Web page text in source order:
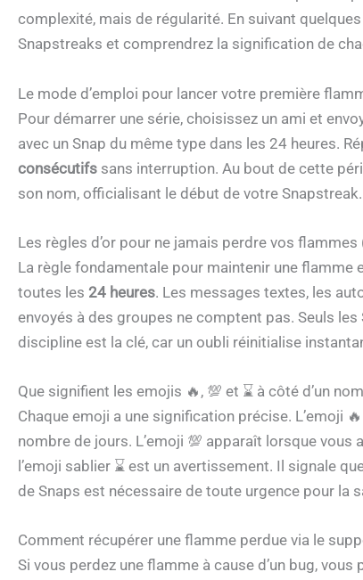
complexité, mais de régularité. En suivant
Snapstreaks et comprendrez la signification de
Le mode d’emploi pour lancer votre première
Pour démarrer une série, choisissez un ami et
avec un Snap du même type dans les 24 heures.
consécutifs sans interruption. Au bout de cette
son nom, officialisant le début de votre Snapstreak.
Les règles d’or pour ne jamais perdre vos
La règle fondamentale pour maintenir une flamme
toutes les 24 heures. Les messages textes, les
envoyés à des groupes ne comptent pas. Seuls
discipline est la clé, car un oubli réinitialise
Que signifient les emojis 🔥, 💯 et ⌛ à côté d’un
Chaque emoji a une signification précise. L’emoji
nombre de jours. L’emoji 💯 apparaît lorsque vous
l’emoji sablier ⌛ est un avertissement. Il signale
de Snaps est nécessaire de toute urgence pour la
Comment récupérer une flamme perdue via le
Si vous perdez une flamme à cause d’un bug,